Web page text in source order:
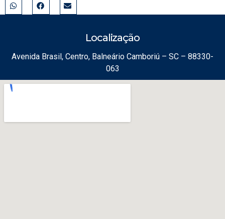
Localização
Avenida Brasil, Centro, Balneário Camboriú – SC – 88330-
063